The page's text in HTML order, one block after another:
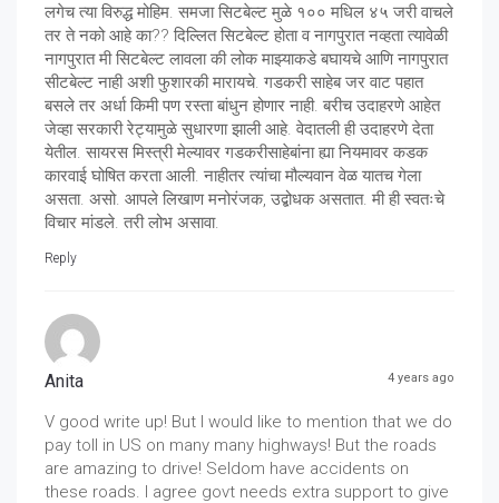
लगेच त्या विरुद्ध मोहिम. समजा सिटबेल्ट मुळे १०० मधिल ४५ जरी वाचले
तर ते नको आहे का?? दिल्लित सिटबेल्ट होता व नागपुरात नव्हता त्यावेळी
नागपुरात मी सिटबेल्ट लावला की लोक माझ्याकडे बघायचे आणि नागपुरात
सीटबेल्ट नाही अशी फुशारकी मारायचे. गडकरी साहेब जर वाट पहात
बसले तर अर्धा किमी पण रस्ता बांधुन होणार नाही. बरीच उदाहरणे आहेत
जेव्हा सरकारी रेट्यामुळे सुधारणा झाली आहे. वेदातली ही उदाहरणे देता
येतील. सायरस मिस्त्री मेल्यावर गडकरीसाहेबांना ह्या नियमावर कडक
कारवाई घोषित करता आली. नाहीतर त्यांचा मौल्यवान वेळ यातच गेला
असता. असो. आपले लिखाण मनोरंजक, उद्बोधक असतात. मी ही स्वतःचे
विचार मांडले. तरी लोभ असावा.
Reply
Anita 4 years ago
V good write up! But I would like to mention that we do
pay toll in US on many many highways! But the roads
are amazing to drive! Seldom have accidents on
these roads. I agree govt needs extra support to give